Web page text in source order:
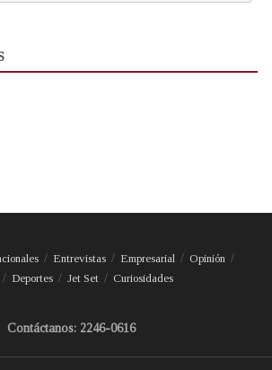
Entrevistas Empresarial
Opinión
Deportes Jet Set Curiosidades
Contáctanos: 2246-0616